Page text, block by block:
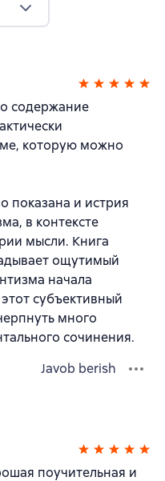
содержание
которую можно
показана и истрия
в контексте
мысли. Книга
ощутимый
начала
субъективный
много
сочинения.
Javob berish
поучительная и